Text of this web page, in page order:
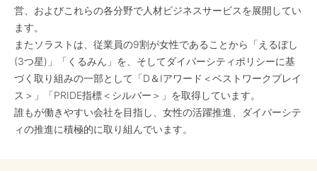
営、およびこれらの各分野で人材ビジネスサービスを展開してい
ます。
またソラストは、従業員の9割が女性であることから「えるぼし
(3つ星)」「くるみん」を、そしてダイバーシティポリシーに基
づく取り組みの一部として「D＆Iアワード＜ベストワークプレイ
ス＞」「PRIDE指標＜シルバー＞」を取得しています。
誰もが働きやすい会社を目指し、女性の活躍推進、ダイバーシテ
ィの推進に積極的に取り組んでいます。